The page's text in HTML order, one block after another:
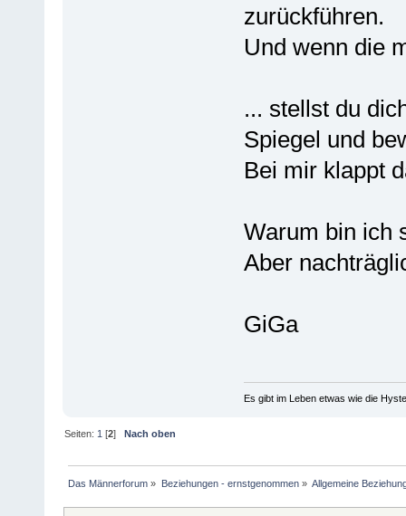
zurückführen.
Und wenn die
... stellst du
Spiegel und
Bei mir klappt
Warum bin ich
Aber
GiGa
Es gibt im Leben etwas wie die
Seiten: 1 [2] Nach oben
Das Männerforum » Beziehungen - ernstgenommen» Allgemeine